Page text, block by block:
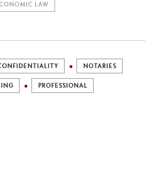
LAW
NOTARIES
PROFESSIONAL